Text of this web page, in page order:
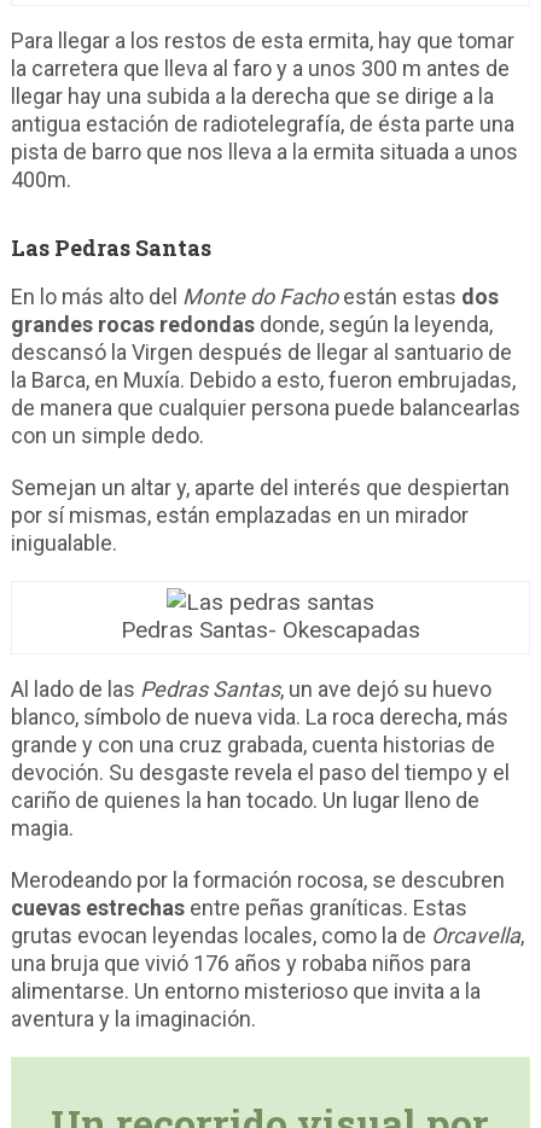
Para llegar a los restos de esta ermita, hay que tomar
la carretera que lleva al faro y a unos 300 m antes de
llegar hay una subida a la derecha que se dirige a la
antigua estación de radiotelegrafía, de ésta parte una
pista de barro que nos lleva a la ermita situada a unos
400m.
Las Pedras Santas
En lo más alto del Monte do Fachoestán estas dos
grandes rocas redondasdonde, según la leyenda,
descansó la Virgen después de llegar al santuario de
la Barca, en Muxía. Debido a esto, fueron embrujadas,
de manera que cualquier persona puede balancearlas
con un simple dedo.
Semejan un altar y, aparte del interés que despiertan
por sí mismas, están emplazadas en un mirador
inigualable.
Pedras Santas- Okescapadas
Al lado de las Pedras Santas, un ave dejó su huevo
blanco, símbolo de nueva vida. La roca derecha, más
grande y con una cruz grabada, cuenta historias de
devoción. Su desgaste revela el paso del tiempo y el
cariño de quienes la han tocado. Un lugar lleno de
magia.
Merodeando por la formación rocosa, se descubren
cuevas estrechasentre peñas graníticas. Estas
grutas evocan leyendas locales, como la de Orcavella,
una bruja que vivió 176 años y robaba niños para
alimentarse. Un entorno misterioso que invita a la
aventura y la imaginación.